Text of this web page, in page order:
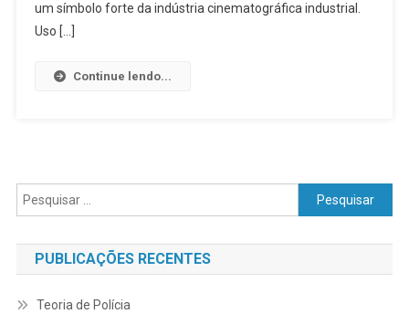
um símbolo forte da indústria cinematográfica industrial.
Uso […]
Continue lendo...
Pesquisar
por:
PUBLICAÇÕES RECENTES
Teoria de Polícia